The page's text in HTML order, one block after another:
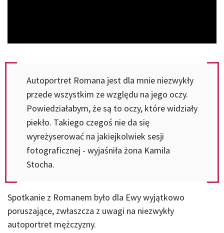
Autoportret Romana jest dla mnie niezwykły
przede wszystkim ze względu na jego oczy.
Powiedziałabym, że są to oczy, które widziały
piekło. Takiego czegoś nie da się
wyreżyserować na jakiejkolwiek sesji
fotograficznej - wyjaśniła żona Kamila
Stocha.
Spotkanie z Romanem było dla Ewy wyjątkowo
poruszające, zwłaszcza z uwagi na niezwykły
autoportret mężczyzny.